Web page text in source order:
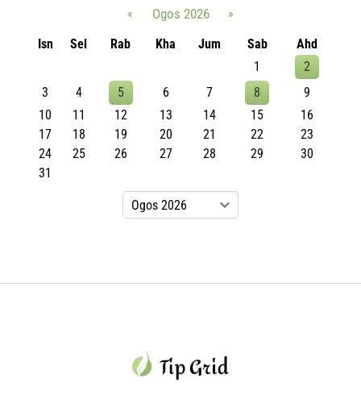
« Ogos 2026
»
Isn
Sel Rab Kha Jum Sab
Ahd
1
2
3
4 5 6 7 8
9
10
11 12 13 14 15
16
17
18 19 20 21 22
23
24
25 26 27 28 29
30
31